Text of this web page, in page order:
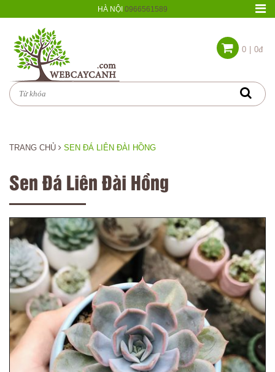
HÀ NỘI 0966561589
0 0đ
TRANG CHỦ SEN ĐÁ LIÊN ĐÀI HỒNG
Sen Đá Liên Đài Hồng